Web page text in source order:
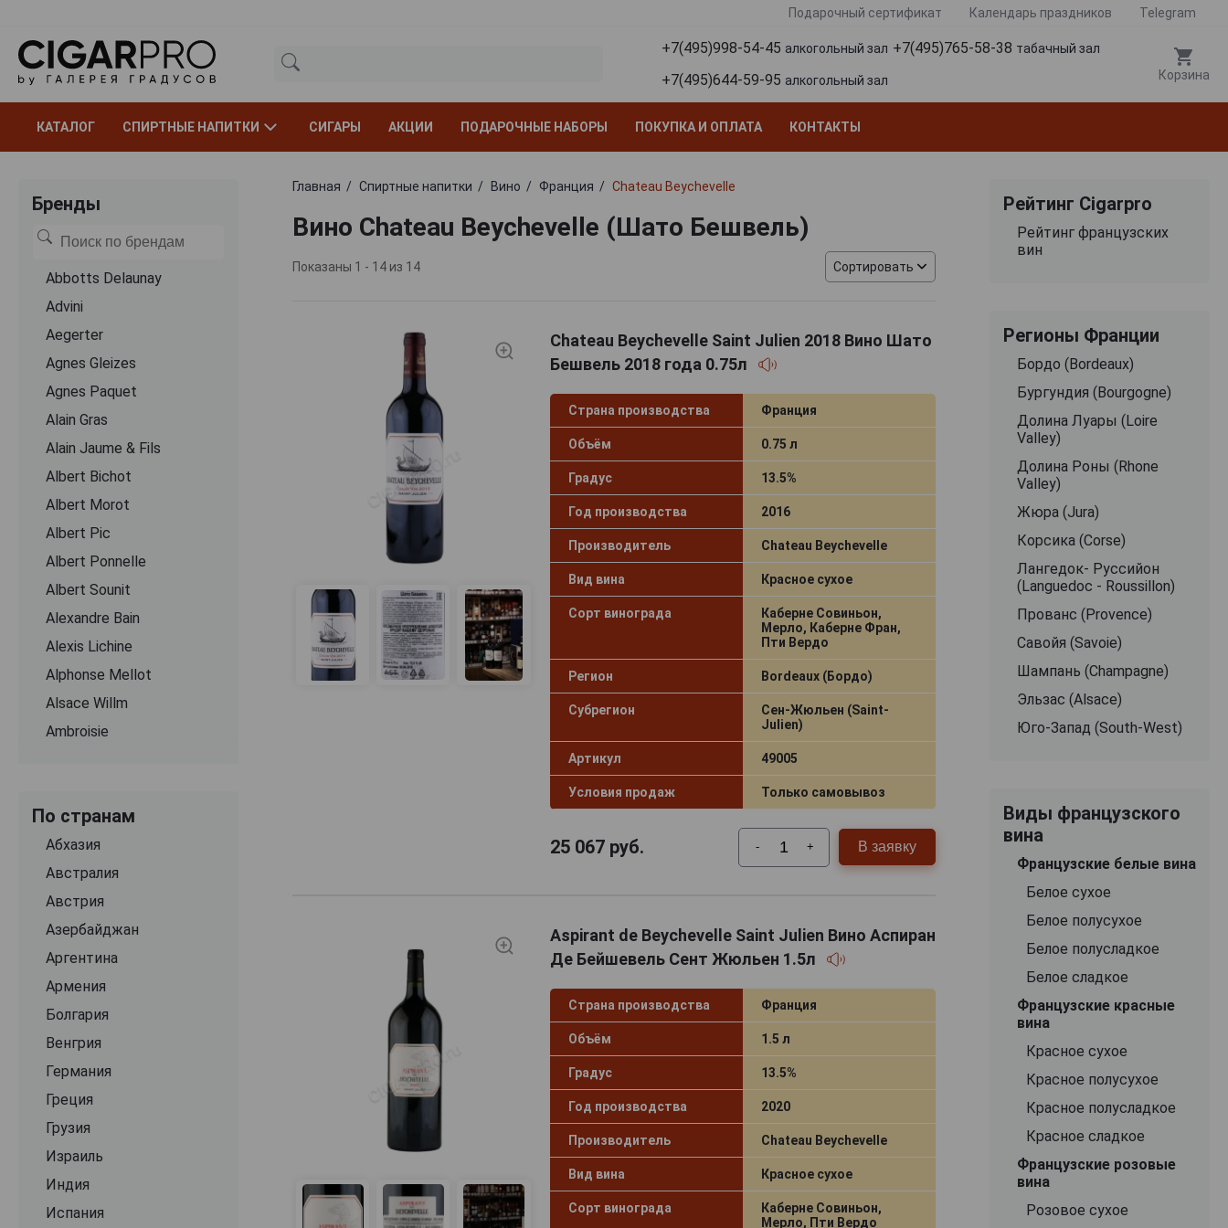
Подарочный сертификат Календарь праздников Telegram
+7(495)998-54-45 алкогольный зал +7(495)765-58-38 табачный зал
+7(495)644-59-95 алкогольный зал Корзина
КАТАЛОГ СПИРТНЫЕ НАПИТКИ СИГАРЫ АКЦИИ ПОДАРОЧНЫЕ НАБОРЫ ПОКУПКА И ОПЛАТА КОНТАКТЫ
Бренды
Abbotts Delaunay
Advini
Aegerter
Agnes Gleizes
Agnes Paquet
Alain Gras
Alain Jaume & Fils
Albert Bichot
Albert Morot
Albert Pic
Albert Ponnelle
Albert Sounit
Alexandre Bain
Alexis Lichine
Alphonse Mellot
Alsace Willm
Ambroisie
Andre Perret
Andre Vinet
Anne Boisson
Anne Gros
Anne et Jean Francois Ganevat
Antoine Jobard
Antoine Ogier
Antonin Rodet
Armand Heitz
Arnaud Baillot
Art Russe
Arthur Metz
Aussieres
Bachelet Monnot
Baptiste Bienvenu
По странам
Абхазия
Австралия
Австрия
Азербайджан
Аргентина
Армения
Болгария
Венгрия
Германия
Греция
Грузия
Израиль
Индия
Испания
Главная Спиртные напитки Вино Франция Chateau Beychevelle
Вино Chateau Beychevelle (Шато Бешвель)
Показаны 1 - 14 из 14 Сортировать
Chateau Beychevelle Saint Julien 2018 Вино Шато
Бешвель 2018 года 0.75л
Страна производства Франция
Объём 0.75 л
Градус 13.5%
Год производства 2016
Производитель Chateau Beychevelle
Вид вина Красное сухое
Сорт винограда
Каберне Совиньон,
Мерло, Каберне Фран,
Пти Вердо
Регион Bordeaux (Бордо)
Субрегион
Сен-Жюльен (Saint-
Julien)
Артикул 49005
Условия продаж Только самовывоз
25 067руб. - + В заявку
Aspirant de Beychevelle Saint Julien Вино Аспиран
Де Бейшевель Сент Жюльен 1.5л
Страна производства Франция
Объём 1.5 л
Градус 13.5%
Год производства 2020
Производитель Chateau Beychevelle
Вид вина Красное сухое
Сорт винограда
Каберне Совиньон,
Мерло, Пти Вердо
Рейтинг Cigarpro
Рейтинг французских
вин
Регионы Франции
Бордо (Bordeaux)
Бургундия (Bourgogne)
Долина Луары (Loire
Valley)
Долина Роны (Rhone
Valley)
Жюра (Jura)
Корсика (Corse)
Лангедок- Руссийон
(Languedoc - Roussillon)
Прованс (Provence)
Савойя (Savoiе)
Шампань (Champagne)
Эльзас (Alsace)
Юго-Запад (South-West)
Виды французского
вина
Французские белые вина
Белое сухое
Белое полусухое
Белое полусладкое
Белое сладкое
Французские красные
вина
Красное сухое
Красное полусухое
Красное полусладкое
Красное сладкое
Французские розовые
вина
Розовое сухое